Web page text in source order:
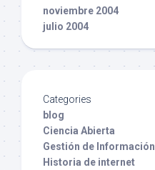
noviembre 2004
julio 2004
Categories
blog
Ciencia Abierta
Gestión de Información
Historia de internet